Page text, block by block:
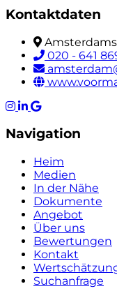
Kontaktdaten
020 - 641
Navigation
Heim
Medien
In der Nähe
Dokumente
Angebot
Über uns
Bewertungen
Kontakt
Suchanfrage